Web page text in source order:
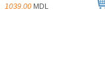
1039.00 MDL